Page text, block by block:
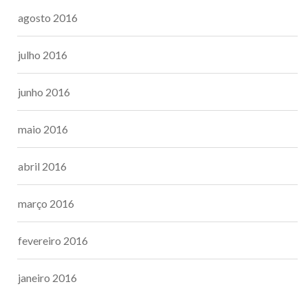
agosto 2016
julho 2016
junho 2016
maio 2016
abril 2016
março 2016
fevereiro 2016
janeiro 2016